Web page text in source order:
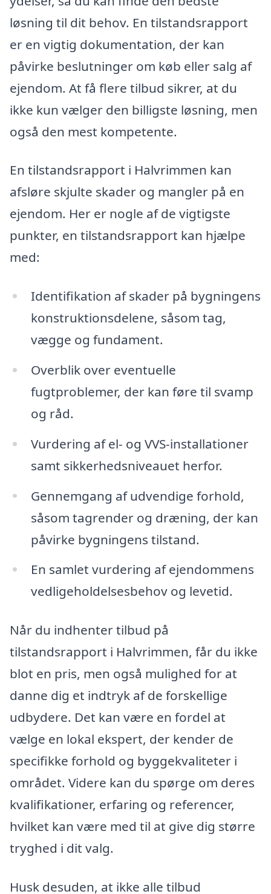
løsning til dit behov. En tilstandsrapport
er en vigtig dokumentation, der kan
påvirke beslutninger om køb eller salg af
ejendom. At få flere tilbud sikrer, at du
ikke kun vælger den billigste løsning, men
også den mest kompetente.
En tilstandsrapport i Halvrimmen kan
afsløre skjulte skader og mangler på en
ejendom. Her er nogle af de vigtigste
punkter, en tilstandsrapport kan hjælpe
med:
Identifikation af skader på bygningens
konstruktionsdelene, såsom tag,
vægge og fundament.
Overblik over eventuelle
fugtproblemer, der kan føre til svamp
og råd.
Vurdering af el- og VVS-installationer
samt sikkerhedsniveauet herfor.
Gennemgang af udvendige forhold,
såsom tagrender og dræning, der kan
påvirke bygningens tilstand.
En samlet vurdering af ejendommens
vedligeholdelsesbehov og levetid.
Når du indhenter tilbud på
tilstandsrapport i Halvrimmen, får du ikke
blot en pris, men også mulighed for at
danne dig et indtryk af de forskellige
udbydere. Det kan være en fordel at
vælge en lokal ekspert, der kender de
specifikke forhold og byggekvaliteter i
området. Videre kan du spørge om deres
kvalifikationer, erfaring og referencer,
hvilket kan være med til at give dig større
tryghed i dit valg.
Husk desuden, at ikke alle tilbud